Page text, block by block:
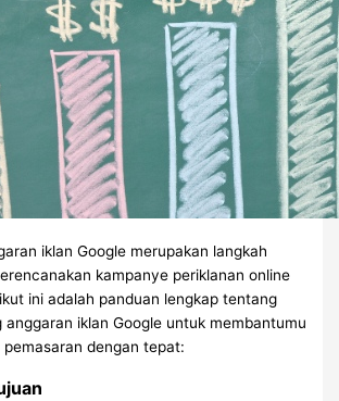
iklan Google merupakan langkah
kampanye periklanan online
ini adalah panduan lengkap tentang
iklan Google untuk membantumu
dengan tepat: